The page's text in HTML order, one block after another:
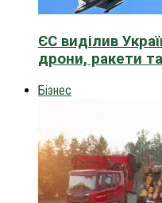
ЄС виділив
дрони, ракети
Бізнес